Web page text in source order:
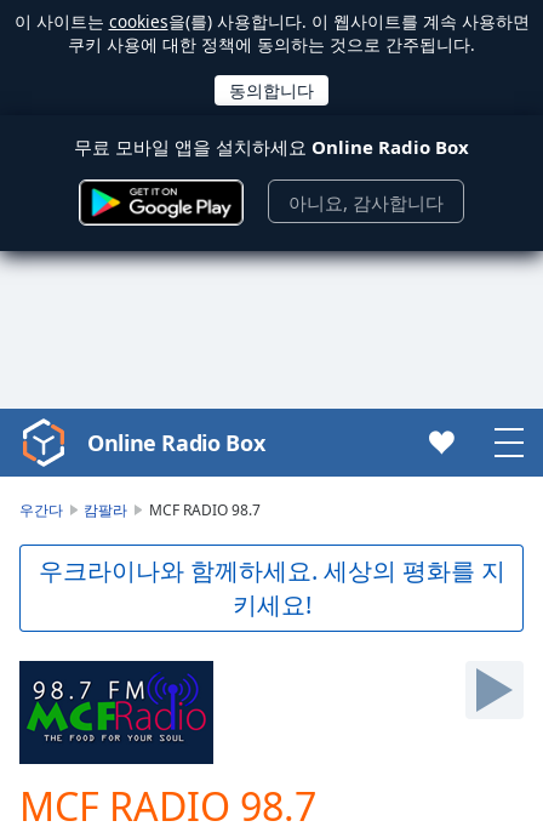
이 사이트는 cookies을(를) 사용합니다. 이 웹사이트를 계속 사용하면
쿠키 사용에 대한 정책에 동의하는 것으로 간주됩니다.
무료 모바일 앱을 설치하세요 Online Radio Box
아니요, 감사합니다
Video
Player
Play
Video
Skip
Skip
Forward
Mute
Online Radio Box
우간다 캄팔라 MCF RADIO 98.7
우크라이나와 함께하세요. 세상의 평화를 지
키세요!
MCF RADIO 98.7